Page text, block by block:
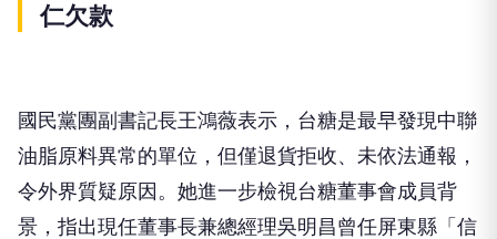
仁欠款
國民黨團副書記長王鴻薇表示，台糖是最早發現中聯
油脂原料異常的單位，但僅退貨拒收、未依法通報，
令外界質疑原因。她進一步檢視台糖董事會成員背
景，指出現任董事長兼總經理吳明昌曾任屏東縣「信